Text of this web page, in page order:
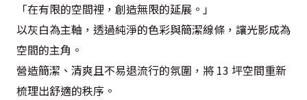
「在有限的空間裡，創造無限的延展。」
以灰白為主軸，透過純淨的色彩與簡潔線條，讓光影成為
空間的主角。
營造簡潔、清爽且不易退流行的氛圍，將 13 坪空間重新
梳理出舒適的秩序。